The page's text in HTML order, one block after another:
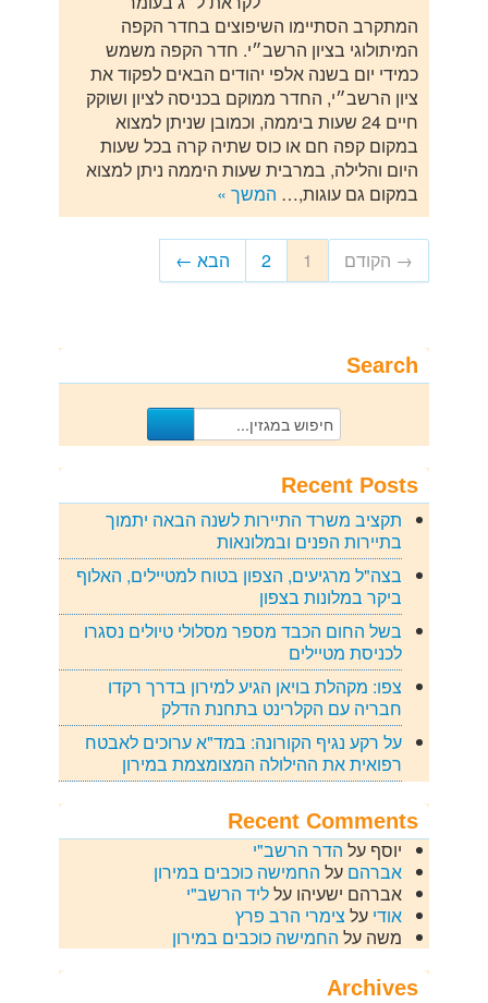
המתקרב הסתיימו השיפוצים בחדר הקפה
המיתולוגי בציון הרשב״י. חדר הקפה משמש
כמידי יום בשנה אלפי יהודים הבאים לפקוד את
ציון הרשב״י, החדר ממוקם בכניסה לציון ושוקק
חיים 24 שעות ביממה, וכמובן שניתן למצוא
במקום קפה חם או כוס שתיה קרה בכל שעות
היום והלילה, במרבית שעות היממה ניתן למצוא
במקום גם עוגות,… המשך »
→ הקודם 1
2 הבא ←
Search
Recent Posts
תקציב משרד התיירות לשנה הבאה יתמוך
בתיירות הפנים ובמלונאות
בצה"ל מרגיעים, הצפון בטוח למטיילים, האלוף
ביקר במלונות בצפון
בשל החום הכבד מספר מסלולי טיולים נסגרו
לכניסת מטיילים
צפו: מקהלת בויאן הגיע למירון בדרך רקדו
חבריה עם הקלרינט בתחנת הדלק
על רקע נגיף הקורונה: במד"א ערוכים לאבטח
רפואית את ההילולה המצומצמת במירון
Recent Comments
יוסף על הדר הרשב"י
אברהם על החמישה כוכבים במירון
אברהם ישעיהו עלליד הרשב"י
אודי על צימרי הרב פרץ
משה על החמישה כוכבים במירון
Archives